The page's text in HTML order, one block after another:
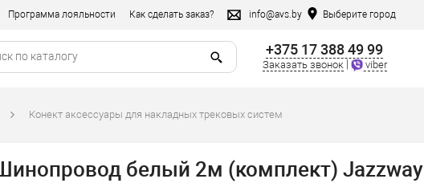
Программа лояльности Как сделать заказ? info@avs.by Выберите город
+375 17 388 49 99
Заказать звонок viber
Конект аксессуары для накладных трековых систем
белый 2м (комплект) Jazzway